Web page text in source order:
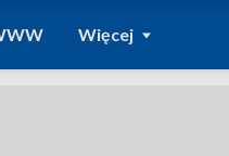
Więcej